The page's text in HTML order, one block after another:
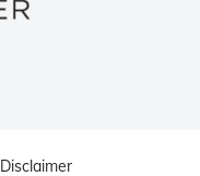
Disclaimer